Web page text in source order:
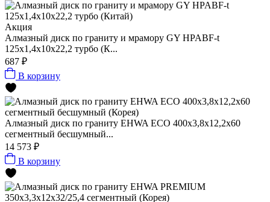
Акция
Алмазный диск по граниту и мрамору GY HPABF-t
125x1,4x10x22,2 турбо (К...
687 ₽
В корзину
Алмазный диск по граниту EHWA ECO 400x3,8x12,2x60
сегментный бесшумный...
14 573 ₽
В корзину